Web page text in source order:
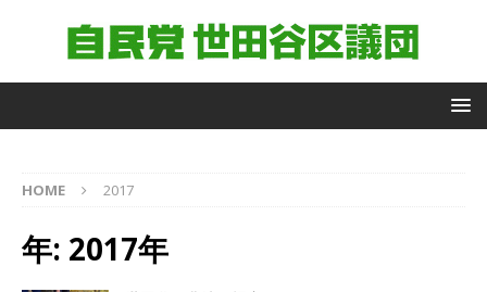
HOME 2017
年: 2017年
自
主
党